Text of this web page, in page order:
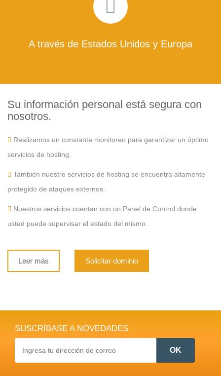
A través de Estados Unidos y Europa
Su información personal está segura con
nosotros.
Realizamos un constante monitoreo para garantizar un óptimo
servicios de hosting.
También nuestro servicios de hosting se encuentra altamente
protegido de ataques externos.
Nuestros servicios cuentan con un Panel de Control donde
usted puede supervisar el estado del mismo.
Leer más Solicitar dominio
SUSCRÍBASE A NOVEDADES